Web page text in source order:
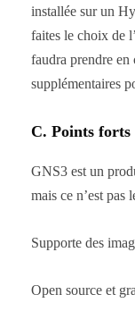
installée sur un
faites le choix de
faudra prendre en
supplémentaires
C. Points forts
GNS3 est un
mais ce n’est pas
Supporte des
Open source et